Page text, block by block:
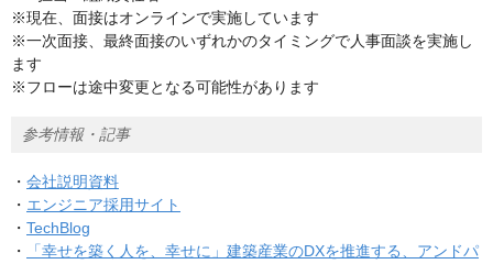
※現在、面接はオンラインで実施しています
※一次面接、最終面接のいずれかのタイミングで人事面談を実施し
ます
※フローは途中変更となる可能性があります
参考情報・記事
・ 会社説明資料
・ エンジニア採用サイト
・ TechBlog
・
「幸せを築く人を、幸せに」建築産業のDXを推進する、アンドパ